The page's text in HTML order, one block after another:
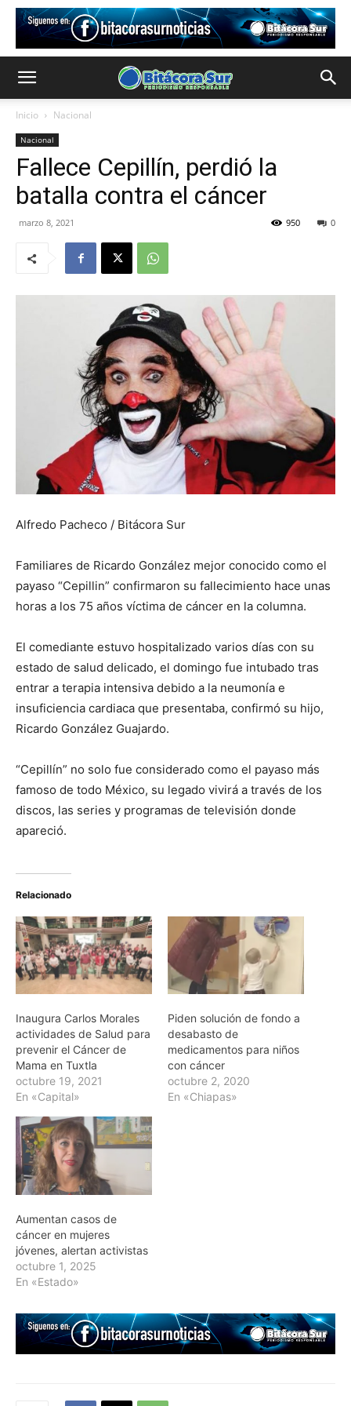
Inicio Nacional
Nacional
Fallece Cepillín, perdió la
batalla contra el cáncer
marzo 8, 2021 0
950
Alfredo Pacheco / Bitácora Sur
Familiares de Ricardo González mejor conocido como el
payaso “Cepillin” confirmaron su fallecimiento hace unas
horas a los 75 años víctima de cáncer en la columna.
El comediante estuvo hospitalizado varios días con su
estado de salud delicado, el domingo fue intubado tras
entrar a terapia intensiva debido a la neumonía e
insuficiencia cardiaca que presentaba, confirmó su hijo,
Ricardo González Guajardo.
“Cepillín” no solo fue considerado como el payaso más
famoso de todo México, su legado vivirá a través de los
discos, las series y programas de televisión donde
apareció.
Relacionado
Inaugura Carlos Morales
actividades de Salud para
prevenir el Cáncer de
Mama en Tuxtla
octubre 19, 2021
En «Capital»
Piden solución de fondo a
desabasto de
medicamentos para niños
con cáncer
octubre 2, 2020
En «Chiapas»
Aumentan casos de
cáncer en mujeres
jóvenes, alertan activistas
octubre 1, 2025
En «Estado»